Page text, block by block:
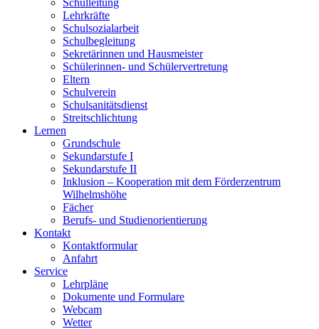
Schulleitung
Lehrkräfte
Schulsozialarbeit
Schulbegleitung
Sekretärinnen und Hausmeister
Schülerinnen- und Schülervertretung
Eltern
Schulverein
Schulsanitätsdienst
Streitschlichtung
Lernen
Grundschule
Sekundarstufe I
Sekundarstufe II
Inklusion – Kooperation mit dem Förderzentrum
Wilhelmshöhe
Fächer
Berufs- und Studienorientierung
Kontakt
Kontaktformular
Anfahrt
Service
Lehrpläne
Dokumente und Formulare
Webcam
Wetter